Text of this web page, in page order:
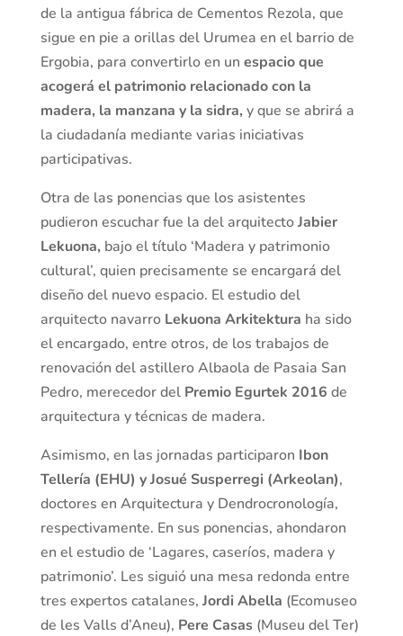
de la antigua fábrica de Cementos Rezola, que
sigue en pie a orillas del Urumea en el barrio de
Ergobia, para convertirlo en un espacio que
acogerá el patrimonio relacionado con la
madera, la manzana y la sidra, y que se abrirá a
la ciudadanía mediante varias iniciativas
participativas.
Otra de las ponencias que los asistentes
pudieron escuchar fue la del arquitectoJabier
Lekuona, bajo el título ‘Madera y patrimonio
cultural’, quien precisamente se encargará del
diseño del nuevo espacio. El estudio del
arquitecto navarro Lekuona Arkitektura ha sido
el encargado, entre otros, de los trabajos de
renovación del astillero Albaola de Pasaia San
Pedro, merecedor del Premio Egurtek 2016 de
arquitectura y técnicas de madera.
Asimismo, en las jornadas participaron Ibon
Tellería (EHU) y Josué Susperregi (Arkeolan),
doctores en Arquitectura y Dendrocronología,
respectivamente. En sus ponencias, ahondaron
en el estudio de ‘Lagares, caseríos, madera y
patrimonio’. Les siguió una mesa redonda entre
tres expertos catalanes, Jordi Abella (Ecomuseo
de les Valls d’Aneu), Pere Casas(Museu del Ter)